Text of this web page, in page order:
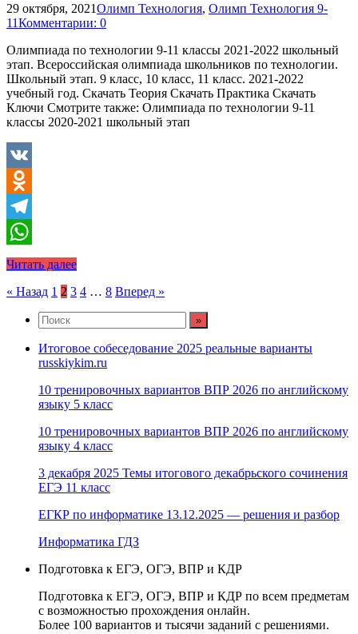
29 октября, 2021Олимп Технология, Олимп Технология 9-
11Комментарии: 0
Олимпиада по технологии 9-11 классы 2021-2022 школьный
этап. Всероссийская олимпиада школьников по технологии.
Школьный этап. 9 класс, 10 класс, 11 класс. 2021-2022
учебный год. Скачать Теория Скачать Практика Скачать
Ключи Смотрите также: Олимпиада по технологии 9-11
классы 2020-2021 школьный этап
VK
Odnoklassniki
Telegram
WhatsApp
Читать далее
Пагинация
записей
« Назад 1 2 3 4 … 8 Вперед »
Итоговое собеседование 2025 реальные варианты
russkiykim.ru
10 тренировочных вариантов ВПР 2026 по английскому
языку 5 класс
10 тренировочных вариантов ВПР 2026 по английскому
языку 4 класс
3 декабря 2025 Темы итогового декабрьского сочинения
ЕГЭ 11 класс
ЕГКР по информатике 13.12.2025 — решения и разбор
Информатика ГДЗ
Подготовка к ЕГЭ, ОГЭ, ВПР и КДР
Подготовка к ЕГЭ, ОГЭ, ВПР и КДР по всем предметам
с возможностью прохождения онлайн.
Более 100 вариантов и тысячи заданий с решениями.